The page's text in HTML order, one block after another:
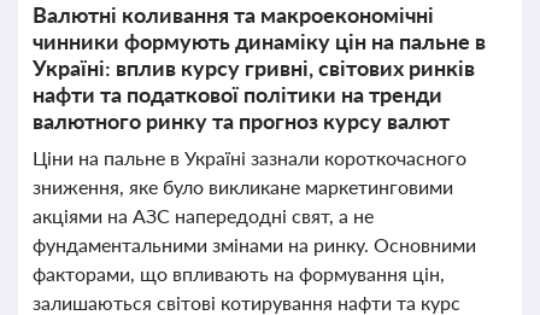
Валютні коливання та макроекономічні
чинники формують динаміку цін на пальне в
Україні: вплив курсу гривні, світових ринків
нафти та податкової політики на тренди
валютного ринку та прогноз курсу валют
Ціни на пальне в Україні зазнали короткочасного
зниження, яке було викликане маркетинговими
акціями на АЗС напередодні свят, а не
фундаментальними змінами на ринку. Основними
факторами, що впливають на формування цін,
залишаються світові котирування нафти та курс